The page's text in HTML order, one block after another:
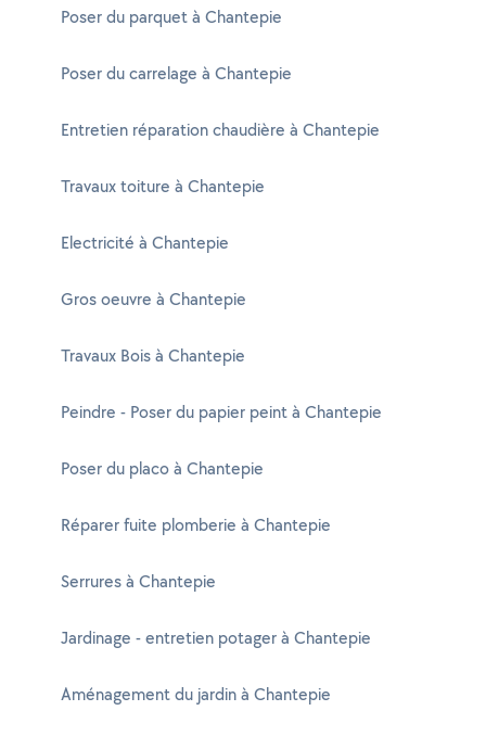
Poser du parquet à Chantepie
Poser du carrelage à Chantepie
Entretien réparation chaudière à Chantepie
Travaux toiture à Chantepie
Electricité à Chantepie
Gros oeuvre à Chantepie
Travaux Bois à Chantepie
Peindre - Poser du papier peint à Chantepie
Poser du placo à Chantepie
Réparer fuite plomberie à Chantepie
Serrures à Chantepie
Jardinage - entretien potager à Chantepie
Aménagement du jardin à Chantepie